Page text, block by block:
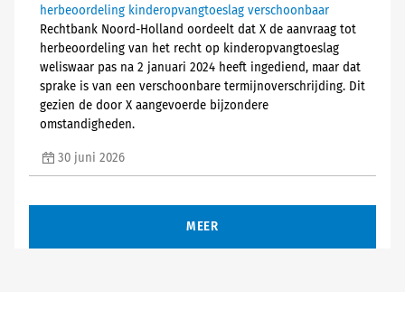
herbeoordeling kinderopvangtoeslag verschoonbaar
Rechtbank Noord-Holland oordeelt dat X de aanvraag tot
herbeoordeling van het recht op kinderopvangtoeslag
weliswaar pas na 2 januari 2024 heeft ingediend, maar dat
sprake is van een verschoonbare termijnoverschrijding. Dit
gezien de door X aangevoerde bijzondere
omstandigheden.
30 juni 2026
MEER